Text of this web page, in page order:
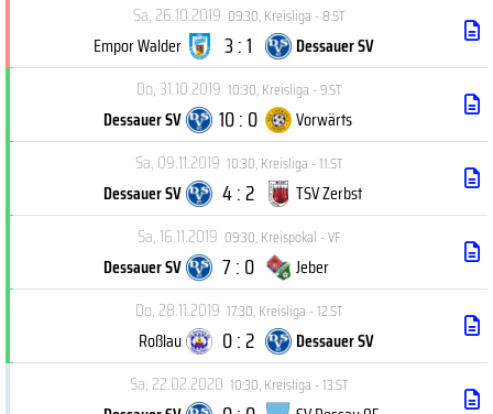
Sa, 26.10.2019 09:30,Kreisliga - 8.ST
Empor Walder 3 : 1
Dessauer SV
Do, 31.10.2019 10:30,Kreisliga - 9.ST
Dessauer SV 10 : 0
Vorwärts
Sa, 09.11.2019 10:30,Kreisliga - 11.ST
Dessauer SV 4 : 2
TSV Zerbst
Sa, 16.11.2019 09:30,Kreispokal - VF
Dessauer SV 7 : 0
Jeber
Do, 28.11.2019 17:30,Kreisliga - 12.ST
Roßlau 0 : 2
Dessauer SV
Sa, 22.02.2020 10:30,Kreisliga - 13.ST